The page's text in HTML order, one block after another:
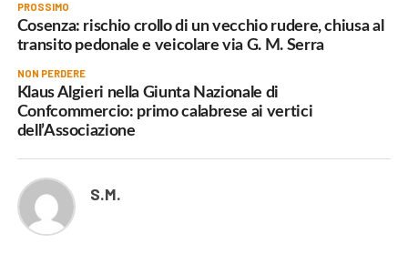
PROSSIMO
Cosenza: rischio crollo di un vecchio rudere, chiusa al
transito pedonale e veicolare via G. M. Serra
NON PERDERE
Klaus Algieri nella Giunta Nazionale di
Confcommercio: primo calabrese ai vertici
dell’Associazione
S.M.